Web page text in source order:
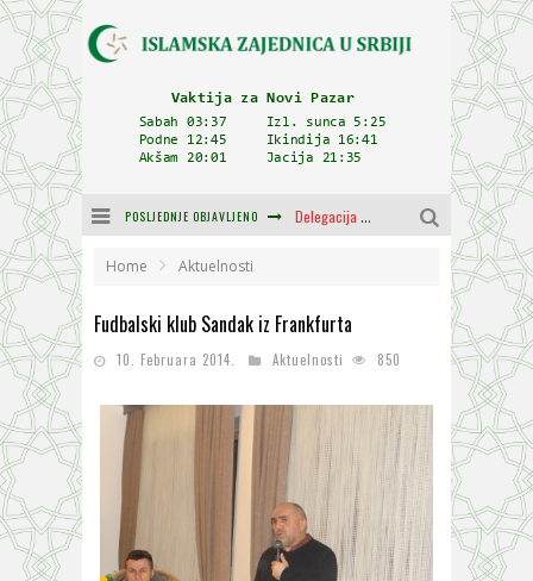
POSLJEDNJE OBJAVLJENO Delegacija IZ-e na godišnjici bitke kod Petrovaradina
Muftija Dudić: Mir, pravda i suživot nemaju alternativu
Mešihat IZ-e u Srbiji i CHR Hajrat donirali obuću i odjeću za džemat u Kragujevcu
Home Aktuelnosti
Fudbalski klub Sandak iz Frankfurta
10. Februara 2014. Aktuelnosti 850